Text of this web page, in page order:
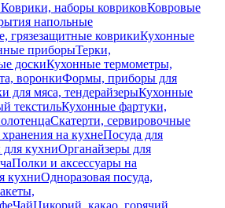
Коврики, наборы ковриковКовровые
напольные
грязезащитные коврикиКухонные
приборыТерки,
доскиКухонные термометры,
воронкиФормы, приборы для
для мяса, тендерайзерыКухонные
текстильКухонные фартуки,
Скатерти, сервировочные
на кухнеПосуда для
кухниОрганайзеры для
Полки и аксессуары на
кухниОдноразовая посуда,
ЧайЦикорий, какао, горячий